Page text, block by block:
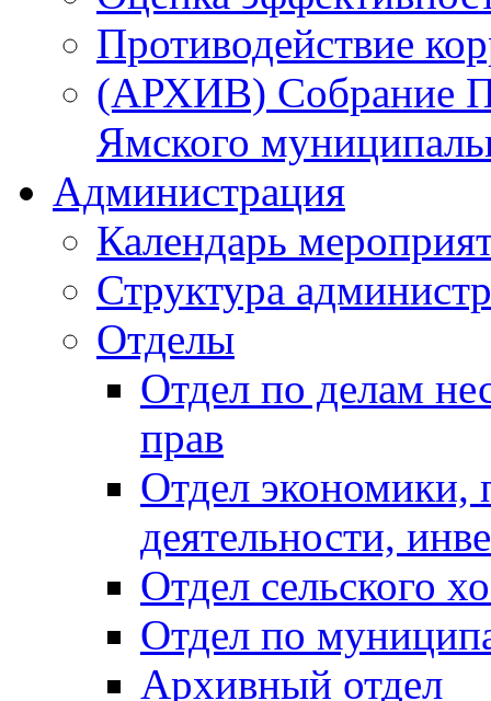
Противодействие
(АРХИВ) Собрание
Ямского
Администрация
Календарь
Структура
Отделы
Отдел по делам
прав
Отдел экономики,
деятельности,
Отдел сельского
Отдел по
Архивный отдел